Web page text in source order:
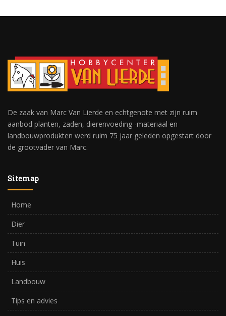
De zaak van Marc Van Lierde en echtgenote met zijn ruim
aanbod planten, zaden, dierenvoeding -materiaal en
landbouwprodukten werd ruim 75 jaar geleden opgestart door
de grootvader van Marc.
Sitemap
Home
Dier
Tuin
Huis
Landbouw
Tips en advies